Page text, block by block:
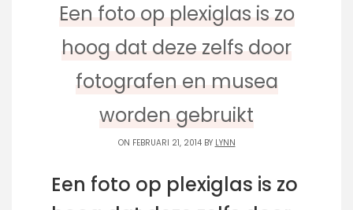
Een foto op plexiglas is zo
hoog dat deze zelfs door
fotografen en musea
worden gebruikt
ON FEBRUARI 21, 2014 BY LYNN
Een foto op plexiglas is zo